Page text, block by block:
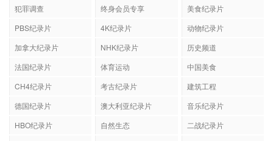
犯罪调查
终身会员专享
美食纪录片
PBS纪录片
4K纪录片
动物纪录片
加拿大纪录片
NHK纪录片
历史频道
法国纪录片
体育运动
中国美食
CH4纪录片
考古纪录片
建筑工程
德国纪录片
澳大利亚纪录片
音乐纪录片
HBO纪录片
自然生态
二战纪录片